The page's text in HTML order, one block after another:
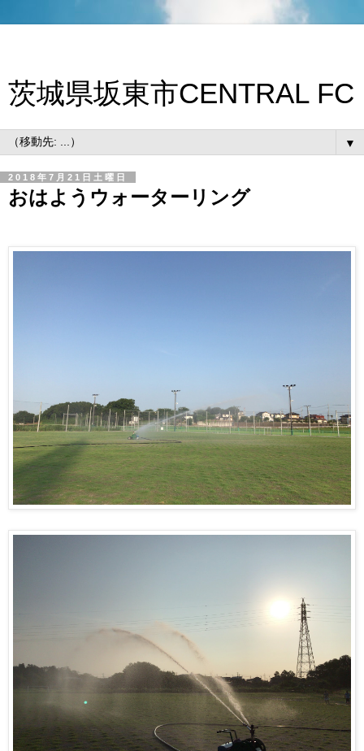
茨城県坂東市CENTRAL FC
▼
2018年7月21日土曜日
おはようウォーターリング